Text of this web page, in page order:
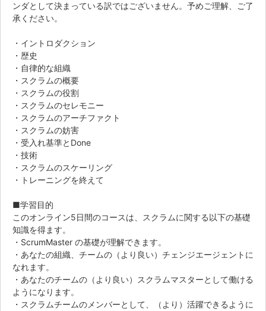
ンダとして決まっている訳ではございません。予めご理解、ご了
承ください。
・イントロダクション
・歴史
・自律的な組織
・スクラムの概要
・スクラムの役割
・スクラムのセレモニー
・スクラムのアーチファクト
・スクラムの妨害
・受入れ基準とDone
・技術
・スクラムのスケーリング
・トレーニングを終えて
■学習目的
このオンライン5日間のコースは、スクラムに関する以下の基礎
知識を得ます。
・ScrumMaster の基礎が理解できます。
・あなたの組織、チームの（より良い）チェンジエージェントに
なれます。
・あなたのチームの（より良い）スクラムマスターとして働ける
ようになります。
・スクラムチームのメンバーとして、（より）活躍できるように